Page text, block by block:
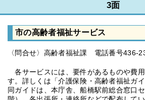
3面
市の高齢者福祉サービス
〈問合せ〉高齢者福祉課 電話番号436-
各サービスには、要件があるものや費
す。詳しくは「介護保険・高齢者福祉ガ
同ガイドは、本庁舎、船橋駅前総合窓口